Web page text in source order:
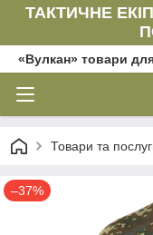
ТАКТИЧНЕ
«Вулкан» товари
Товари та
–37%